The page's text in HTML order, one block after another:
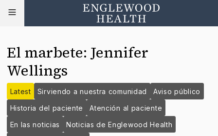
El marbete: Jennifer
Wellings
Latest Sirviendo a nuestra comunidad
Aviso público
Historia del paciente
Atención al paciente
En las noticias
Noticias de Englewood Health